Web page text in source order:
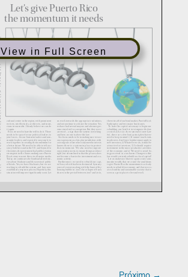
View in Full Screen